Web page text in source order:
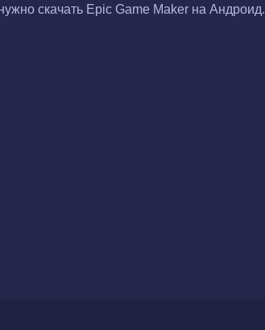
скачать Epic Game Maker на Андроид.